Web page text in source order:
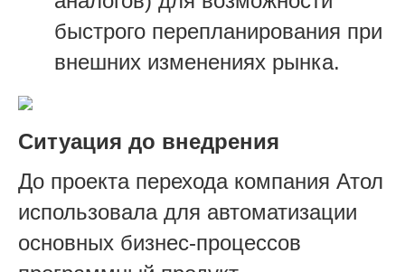
быстрого перепланирования при
внешних изменениях рынка.
Ситуация до внедрения
До проекта перехода компания Атол
использовала для автоматизации
основных бизнес-процессов